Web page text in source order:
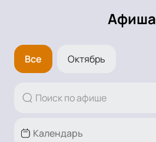
Афиша
Все Октябрь